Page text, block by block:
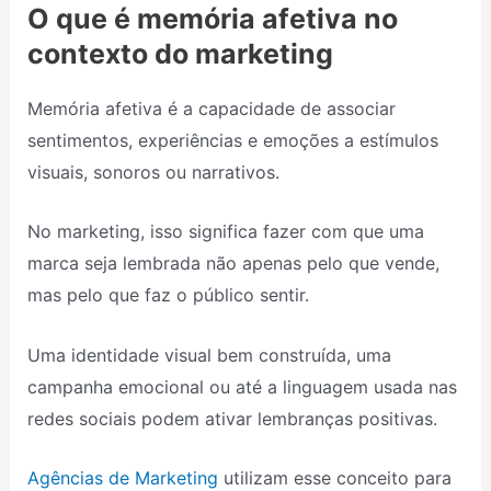
O que é memória afetiva no
contexto do marketing
Memória afetiva é a capacidade de associar
sentimentos, experiências e emoções a estímulos
visuais, sonoros ou narrativos.
No marketing, isso significa fazer com que uma
marca seja lembrada não apenas pelo que vende,
mas pelo que faz o público sentir.
Uma identidade visual bem construída, uma
campanha emocional ou até a linguagem usada nas
redes sociais podem ativar lembranças positivas.
Agências de Marketing utilizam esse conceito para